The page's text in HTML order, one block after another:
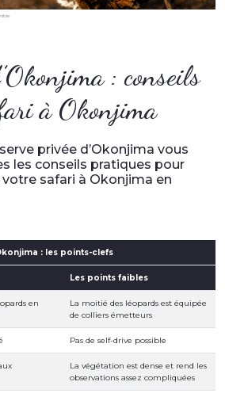
: conseils
à Okonjima
privée d’Okonjima vous
les conseils pratiques pour
votre safari à Okonjima en
: les points-clefs
Les points faibles
en
La moitié des léopards est équipée
de colliers émetteurs
Pas de self-drive possible
La végétation est dense et rend les
observations assez compliquées